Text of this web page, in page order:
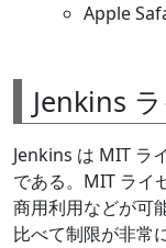
Apple
Jenkins
Jenkins は MIT ラ
である。MIT ライ
商用利用などが可
比べて制限が非常